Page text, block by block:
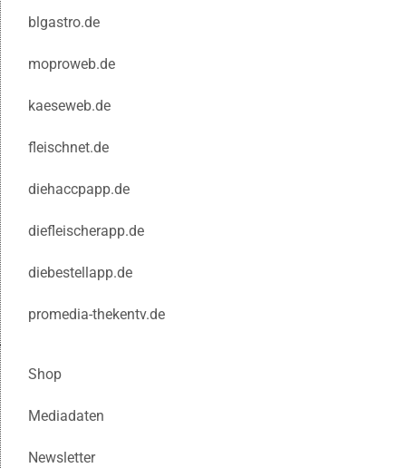
blgastro.de
moproweb.de
kaeseweb.de
fleischnet.de
diehaccpapp.de
diefleischerapp.de
diebestellapp.de
promedia-thekentv.de
Shop
Mediadaten
Newsletter